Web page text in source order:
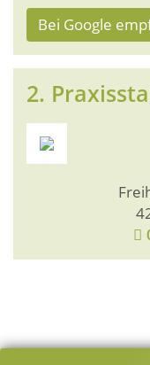
Bei Google
2.